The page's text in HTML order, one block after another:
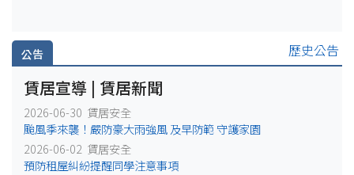
公告 歷史公告
賃居宣導 | 賃居新聞
2026-06-30 賃居安全
颱風季來襲！嚴防豪大雨強風 及早防範 守護家園
2026-06-02 賃居安全
預防租屋糾紛提醒同學注意事項